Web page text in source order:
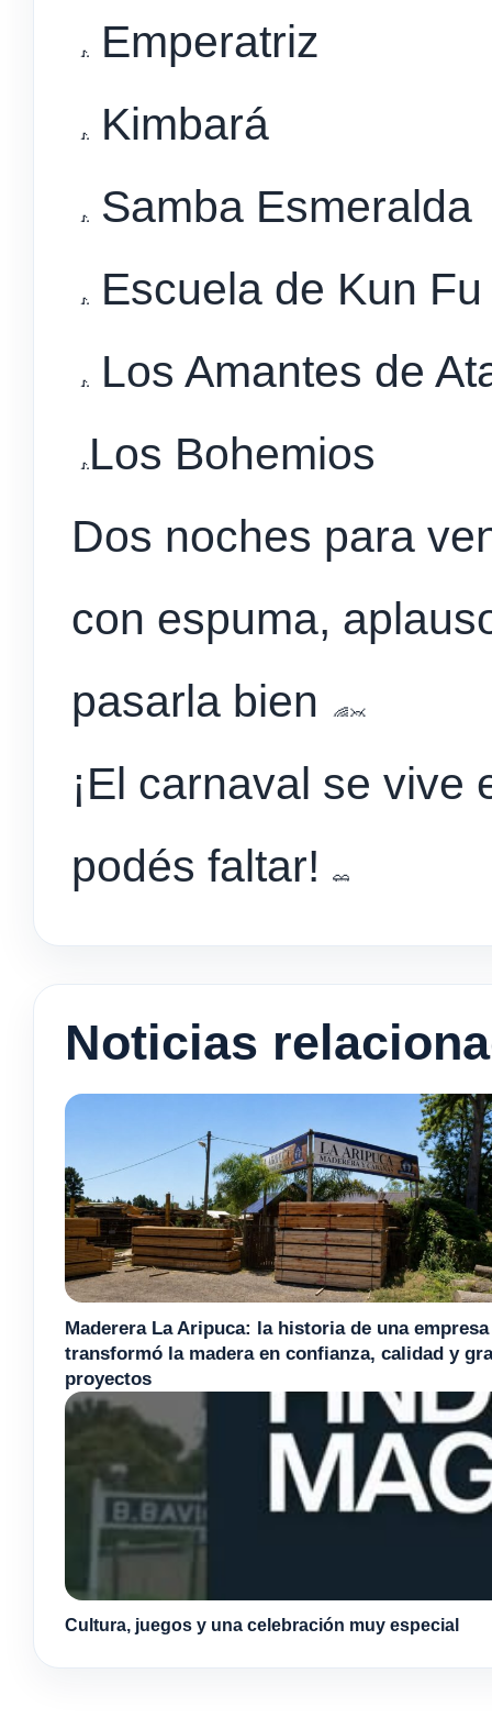
Emperatriz
Kimbará
Samba Esmeralda
Escuela de Kun
Los Amantes de
Los Bohemios
Dos noches para
con espuma,
pasarla bien
¡El carnaval se
podés faltar!
Noticias
Maderera La Aripuca: la historia de una
transformó la madera en confianza, calidad y
proyectos
Cultura, juegos y una celebración muy especial